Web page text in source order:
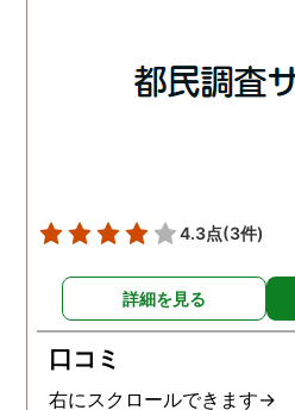
拠を手に入れることができ
4.3点(3件)
詳細を見る
口コミ
右にスクロールできます→